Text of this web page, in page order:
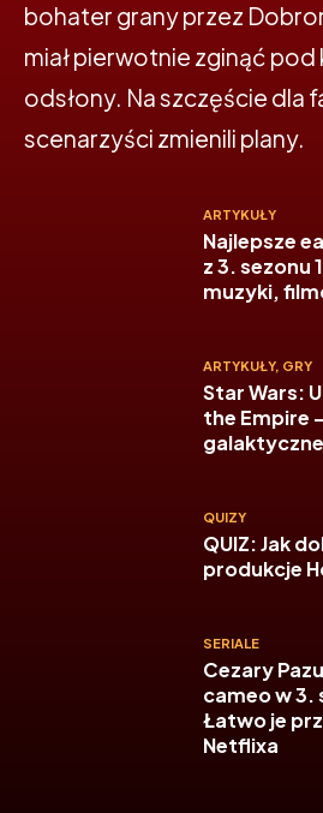
bohater grany przez
miał pierwotnie zginąć
odsłony. Na szczęście dla
scenarzyści zmienili plany.
ARTYKUŁY
Najlepsze
z 3. sezonu
muzyki,
ARTYKUŁY, GRY
Star Wars:
the Empire
QUIZY
QUIZ: Jak
produkcje
SERIALE
Cezary
cameo w 3.
Łatwo je
Netflixa